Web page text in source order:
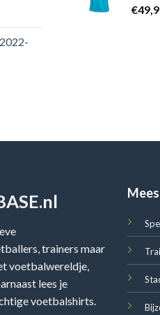
€
trainers maar
voetbalwereldje,
lees je
voetbalshirts.